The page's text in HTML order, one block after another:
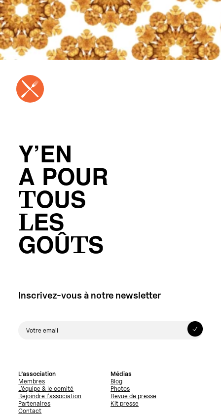
Y’EN
A POUR
TOUS
LES
GOÛTS
Inscrivez-vous à notre newsletter
L’association
Membres
L’équipe & le comité
Rejoindre l’association
Partenaires
Contact
Médias
Blog
Photos
Revue de presse
Kit presse